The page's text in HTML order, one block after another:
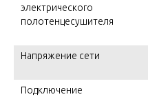
электрического
полотенцесушителя
Напряжение сети
Подключение